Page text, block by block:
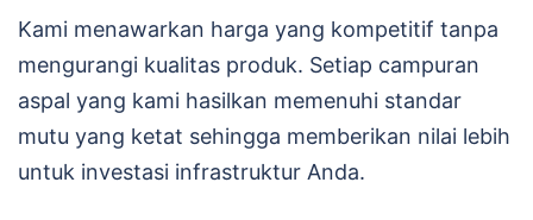
Kami menawarkan harga yang kompetitif tanpa
mengurangi kualitas produk. Setiap campuran
aspal yang kami hasilkan memenuhi standar
mutu yang ketat sehingga memberikan nilai lebih
untuk investasi infrastruktur Anda.